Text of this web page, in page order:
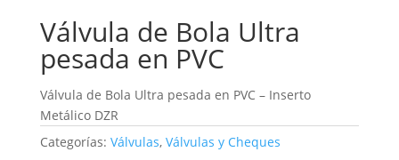
Válvula de Bola Ultra
pesada en PVC
Válvula de Bola Ultra pesada en PVC – Inserto
Metálico DZR
Categorías: Válvulas, Válvulas y Cheques